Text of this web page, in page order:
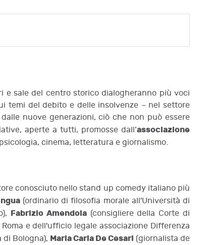
e sale del centro storico dialogheranno più voci
temi del debito e delle insolvenze – nel settore
nuove generazioni, ciò che non può essere
aperte a tutti, promosse dall’associazione
cinema, letteratura e giornalismo.
conosciuto nello stand up comedy italiano più
(ordinario di filosofia morale all'Università di
Fabrizio Amendola(consigliere della Corte di
e dell'ufficio legale associazione Differenza
Bologna), Maria Carla De Cesari (giornalista de